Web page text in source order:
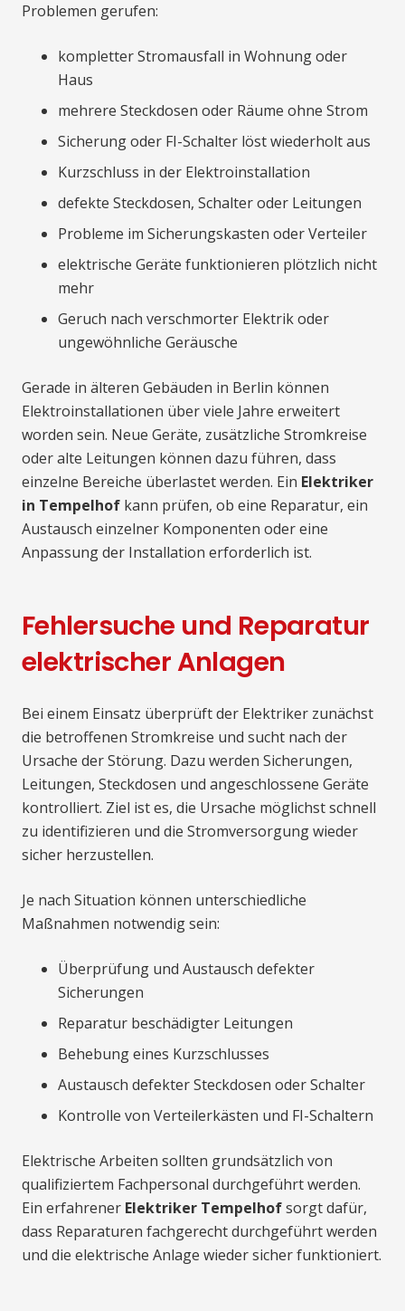
Problemen gerufen:
kompletter Stromausfall in Wohnung oder
Haus
mehrere Steckdosen oder Räume ohne Strom
Sicherung oder FI-Schalter löst wiederholt aus
Kurzschluss in der Elektroinstallation
defekte Steckdosen, Schalter oder Leitungen
Probleme im Sicherungskasten oder Verteiler
elektrische Geräte funktionieren plötzlich nicht
mehr
Geruch nach verschmorter Elektrik oder
ungewöhnliche Geräusche
Gerade in älteren Gebäuden in Berlin können
Elektroinstallationen über viele Jahre erweitert
worden sein. Neue Geräte, zusätzliche Stromkreise
oder alte Leitungen können dazu führen, dass
einzelne Bereiche überlastet werden. Ein Elektriker
in Tempelhof kann prüfen, ob eine Reparatur, ein
Austausch einzelner Komponenten oder eine
Anpassung der Installation erforderlich ist.
Fehlersuche und Reparatur
elektrischer Anlagen
Bei einem Einsatz überprüft der Elektriker zunächst
die betroffenen Stromkreise und sucht nach der
Ursache der Störung. Dazu werden Sicherungen,
Leitungen, Steckdosen und angeschlossene Geräte
kontrolliert. Ziel ist es, die Ursache möglichst schnell
zu identifizieren und die Stromversorgung wieder
sicher herzustellen.
Je nach Situation können unterschiedliche
Maßnahmen notwendig sein:
Überprüfung und Austausch defekter
Sicherungen
Reparatur beschädigter Leitungen
Behebung eines Kurzschlusses
Austausch defekter Steckdosen oder Schalter
Kontrolle von Verteilerkästen und FI-Schaltern
Elektrische Arbeiten sollten grundsätzlich von
qualifiziertem Fachpersonal durchgeführt werden.
Ein erfahrener Elektriker Tempelhofsorgt dafür,
dass Reparaturen fachgerecht durchgeführt werden
und die elektrische Anlage wieder sicher funktioniert.